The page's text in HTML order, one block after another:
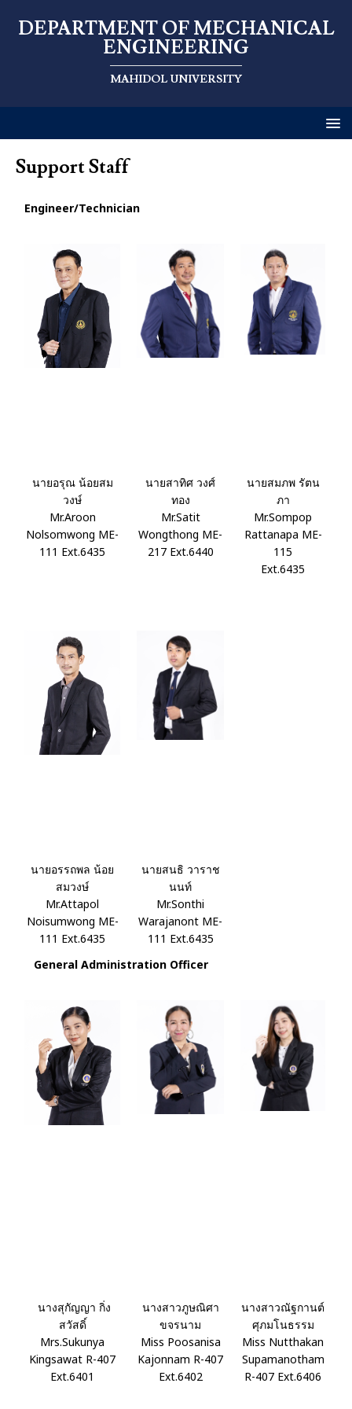
DEPARTMENT OF MECHANICAL
ENGINEERING
MAHIDOL UNIVERSITY
Support Staff
Engineer/Technician
นายอรุณ น้อยสม
วงษ์
Mr.Aroon
Nolsomwong ME-
111 Ext.6435
นายสาทิศ วงศ์
ทอง
Mr.Satit
Wongthong ME-
217 Ext.6440
นายสมภพ รัตน
ภา
Mr.Sompop
Rattanapa ME-
115
Ext.6435
นายอรรถพล น้อย
สมวงษ์
Mr.Attapol
Noisumwong ME-
111 Ext.6435
นายสนธิ วาราช
นนท์
Mr.Sonthi
Warajanont ME-
111 Ext.6435
General Administration Officer
นางสุกัญญา กิ่ง
สวัสดิ์
Mrs.Sukunya
Kingsawat R-407
Ext.6401
นางสาวภูษณิศา
ขจรนาม
Miss Poosanisa
Kajonnam R-407
Ext.6402
นางสาวณัฐกานต์
ศุภมโนธรรม
Miss Nutthakan
Supamanotham
R-407 Ext.6406